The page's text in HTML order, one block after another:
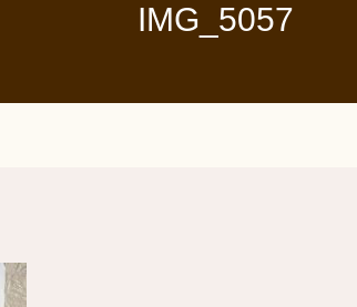
IMG_5057